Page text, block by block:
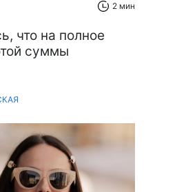
2 мин
что на полное
суммы